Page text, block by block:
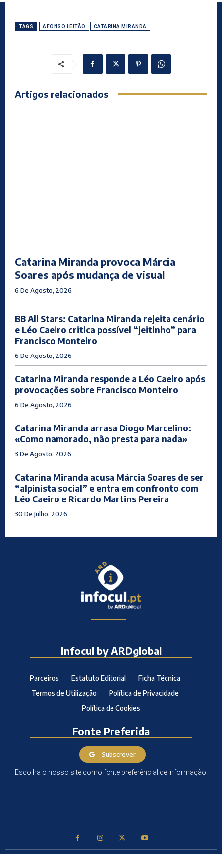
TAGS AFONSO LEITÃO CATARINA MIRANDA
Artigos relacionados
Catarina Miranda provoca Márcia
Soares após mudança de visual
6 De Agosto, 2026
BB All Stars: Catarina Miranda rejeita cenário
e Léo Caeiro critica possível “jeitinho” para
Francisco Monteiro
6 De Agosto, 2026
Catarina Miranda responde a Léo Caeiro após
provocações sobre Francisco Monteiro
6 De Agosto, 2026
Catarina Miranda arrasa Diogo Marcelino:
«Como namorado, não presta para nada»
3 De Agosto, 2026
Catarina Miranda acusa Márcia Soares de ser
“alpinista social” e entra em confronto com
Léo Caeiro e Ricardo Martins Pereira
30 De Julho, 2026
Infocul by ARDglobal
Parceiros Estatuto Editorial
Ficha Técnica
Termos de Utilização
Política de Privacidade
Política de Cookies
Fonte Preferida
Subscrever
Escolha o nosso site como fonte preferêncial de informação.